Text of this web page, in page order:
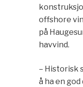
offshore
på
havvind.
– Historisk
å ha en